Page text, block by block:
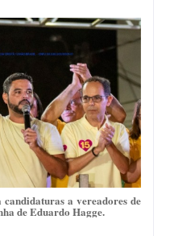
a vereadores de
de Eduardo Hagge.